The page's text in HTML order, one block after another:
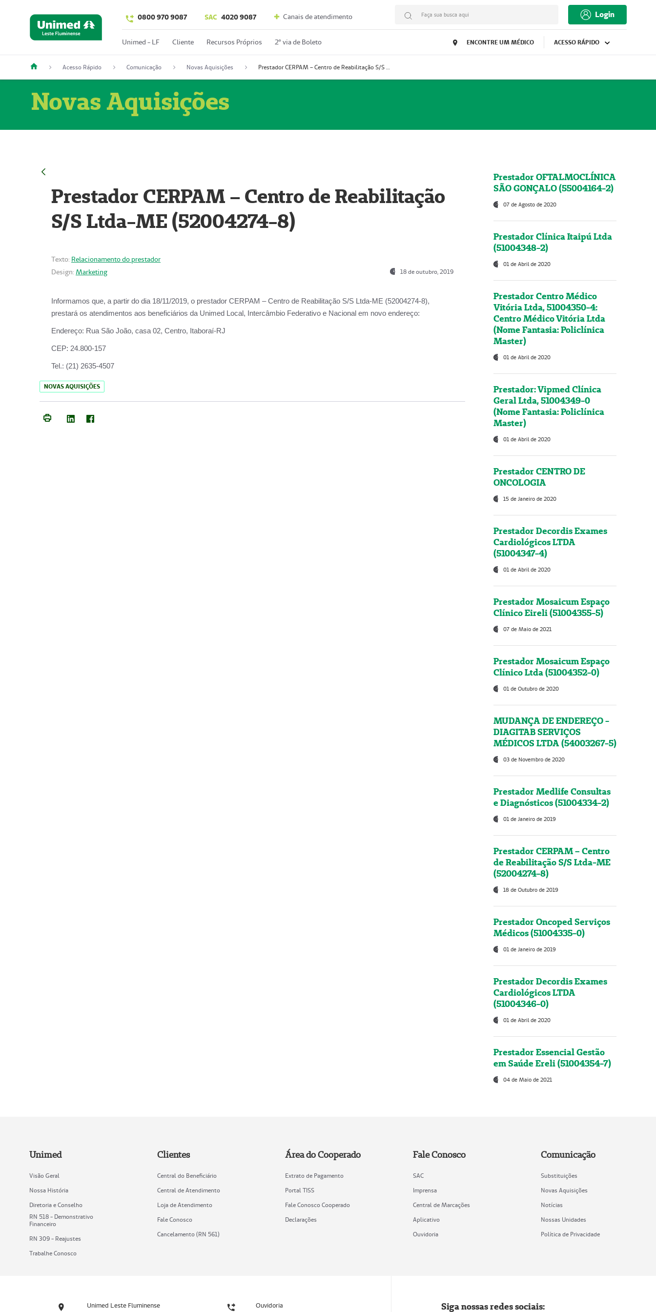
0800 970 9087 SAC 4020 9087 Canais de atendimento Faça sua busca aqui Login
Unimed - LF Cliente Recursos Próprios 2º via de Boleto ENCONTRE UM MÉDICO ACESSO RÁPIDO
Acesso Rápido Comunicação Novas Aquisições Prestador CERPAM – Centro de Reabilitação S/S Ltda-ME (52004274-8)
Novas Aquisições
Prestador CERPAM – Centro de Reabilitação
S/S Ltda-ME (52004274-8)
Texto: Relacionamento do prestador
Design: Marketing 18 de outubro, 2019
Informamos que, a partir do dia 18/11/2019, o prestador CERPAM – Centro de Reabilitação S/S Ltda-ME (52004274-8),
prestará os atendimentos aos beneficiários da Unimed Local, Intercâmbio Federativo e Nacional em novo endereço:
Endereço: Rua São João, casa 02, Centro, Itaboraí-RJ
CEP: 24.800-157
Tel.: (21) 2635-4507
NOVAS AQUISIÇÕES
Prestador OFTALMOCLÍNICA
SÃO GONÇALO (55004164-2)
07 de Agosto de 2020
Prestador Clínica Itaipú Ltda
(51004348-2)
01 de Abril de 2020
Prestador Centro Médico
Vitória Ltda, 51004350-4:
Centro Médico Vitória Ltda
(Nome Fantasia: Policlínica
Master)
01 de Abril de 2020
Prestador: Vipmed Clínica
Geral Ltda, 51004349-0
(Nome Fantasia: Policlínica
Master)
01 de Abril de 2020
Prestador CENTRO DE
ONCOLOGIA
15 de Janeiro de 2020
Prestador Decordis Exames
Cardiológicos LTDA
(51004347-4)
01 de Abril de 2020
Prestador Mosaicum Espaço
Clínico Eireli (51004355-5)
07 de Maio de 2021
Prestador Mosaicum Espaço
Clínico Ltda (51004352-0)
01 de Outubro de 2020
MUDANÇA DE ENDEREÇO -
DIAGITAB SERVIÇOS
MÉDICOS LTDA (54003267-5)
03 de Novembro de 2020
Prestador Medlife Consultas
e Diagnósticos (51004334-2)
01 de Janeiro de 2019
Prestador CERPAM – Centro
de Reabilitação S/S Ltda-ME
(52004274-8)
18 de Outubro de 2019
Prestador Oncoped Serviços
Médicos (51004335-0)
01 de Janeiro de 2019
Prestador Decordis Exames
Cardiológicos LTDA
(51004346-0)
01 de Abril de 2020
Prestador Essencial Gestão
em Saúde Ereli (51004354-7)
04 de Maio de 2021
Unimed
Visão Geral
Nossa História
Diretoria e Conselho
RN 518 - Demonstrativo
Financeiro
RN 309 - Reajustes
Trabalhe Conosco
Clientes
Central do Beneficiário
Central de Atendimento
Loja de Atendimento
Fale Conosco
Cancelamento (RN 561)
Área do Cooperado
Extrato de Pagamento
Portal TISS
Fale Conosco Cooperado
Declarações
Fale Conosco
SAC
Imprensa
Central de Marcações
Aplicativo
Ouvidoria
Comunicação
Substituições
Novas Aquisições
Notícias
Nossas Unidades
Política de Privacidade
Unimed Leste Fluminense Ouvidoria Siga nossas redes sociais: